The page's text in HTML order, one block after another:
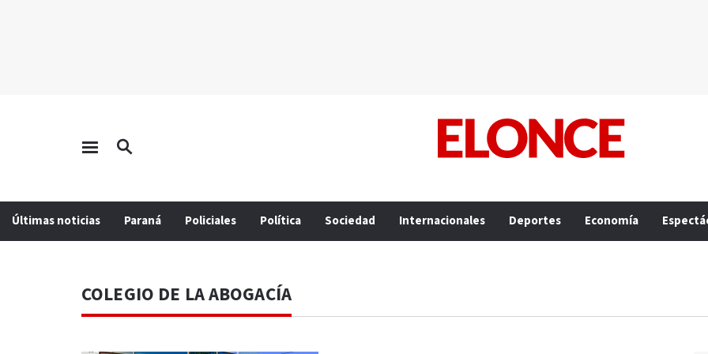
Últimas noticias Paraná Policiales Política Sociedad Internacionales Deportes Economía
COLEGIO DE LA ABOGACÍA